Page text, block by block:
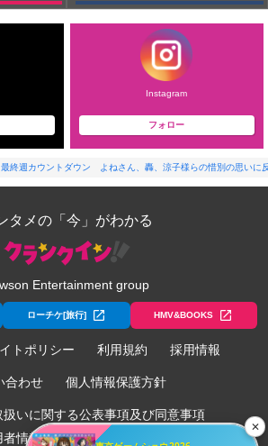
Instagram
フォロー
最終週カウントダウン よねさん、轟、涼子様らの惜別の思いに
タメの「今」がわかる
Entertainment group
ローチケ[旅行] HMV&BOOKS
トポリシー 利用規約 採用情報
合わせ 個人情報保護方針
いに関する公表事項及び同意事項
情報の外部送信について
✕